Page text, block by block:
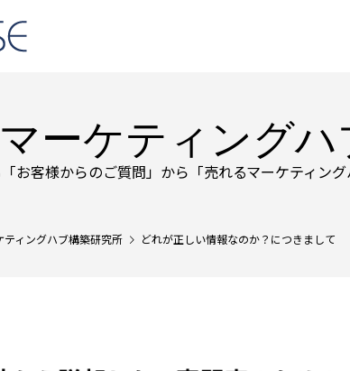
ーケティングハ
お客様からのご質問」から「売れるマーケティン
ティングハブ構築研究所 どれが正しい情報なのか？につきまして